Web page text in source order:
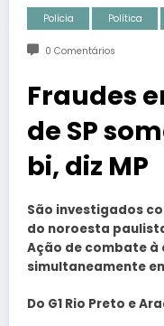
Polícia Política
0 Comentários
Fraudes
de SP
bi, diz MP
São investigados
do noroesta
Ação de combate
simultaneamente
Do G1 Rio Preto e